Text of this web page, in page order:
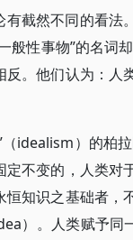
截然不同的看
般性事物”的名词
。他们认为：
idealism）的柏
不变的，人类
知识之基础者
）。人类赋予